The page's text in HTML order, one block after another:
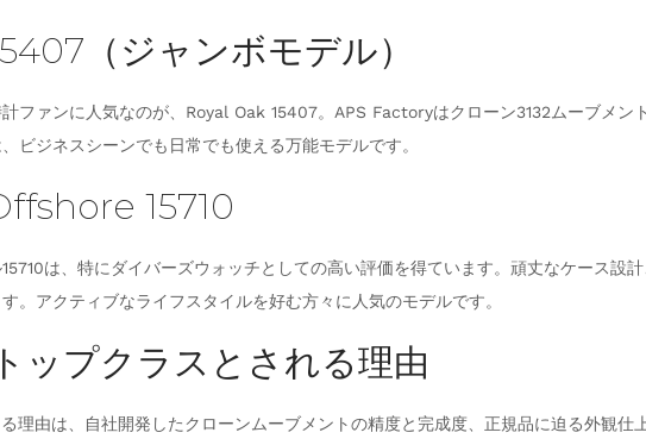
（ジャンボモデル）
ファンに人気なのが、Royal Oak 15407。APS Factoryはクローン3132ムーブメ
ビジネスシーンでも日常でも使える万能モデルです。
15710
は、特にダイバーズウォッチとしての高い評価を得ています。頑丈なケース設
。アクティブなライフスタイルを好む方々に人気のモデルです。
ップクラスとされる理由
理由は、自社開発したクローンムーブメントの精度と完成度、正規品に迫る外観仕